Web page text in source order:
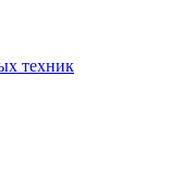
техник